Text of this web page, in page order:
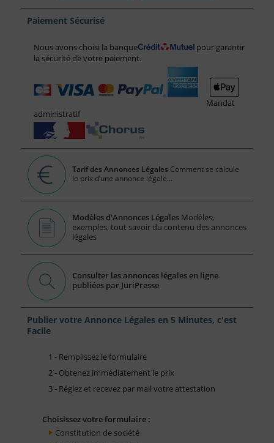
Paiement Sécurisé
Nous avons choisi la banque
pour garantir
la sécurité de votre paiement.
Mandat
administratif
Tarif des Annonces Légales Comment se calcule
le prix d’une annonce légale...
Modèles d'Annonces Légales Modèles,
exemples, tout savoir du contenu des annonces
légales
Consulter les annonces légales en ligne
publiées par JuriPresse
Publier votre Annonce Légales en 5 Minutes, c'est
Facile
1 - Remplissez le formulaire
2 - Obtenez immédiatement le prix
3 - Réglez et recevez par mail votre attestation
Choisissez votre formulaire :
Constitution de société